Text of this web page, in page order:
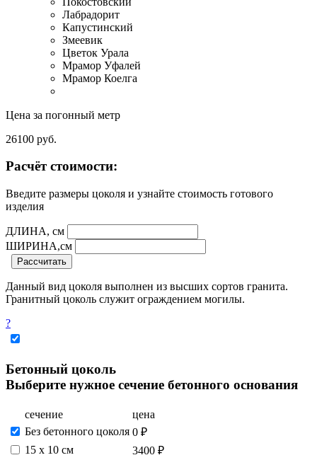
Лабрадорит
Капустинский
Змеевик
Цветок Урала
Мрамор Уфалей
Мрамор Коелга
Цена за погонный метр
26100 руб.
Расчёт стоимости:
Введите размеры цоколя и узнайте стоимость готового
изделия
ДЛИНА, см
ШИРИНА,см
Рассчитать
Данный вид цоколя выполнен из высших сортов гранита.
Гранитный цоколь служит ограждением могилы.
?
Бетонный цоколь
Выберите нужное сечение бетонного основания
сечение
цена
Без бетонного цоколя 0 ₽
15 х 10 см
3400 ₽